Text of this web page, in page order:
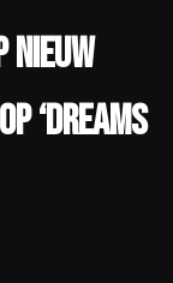
nieuw
‘Dreams